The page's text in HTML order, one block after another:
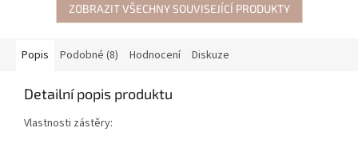
ZOBRAZIT VŠECHNY SOUVISEJÍCÍ PRODUKTY
Popis Podobné (8) Hodnocení Diskuze
Detailní popis produktu
Vlastnosti zástěry: